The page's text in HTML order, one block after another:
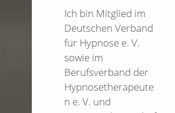
Ich bin Mitglied im
Deutschen Verband
für Hypnose e. V.
sowie im
Berufsverband der
Hypnosetherapeute
n e. V. und